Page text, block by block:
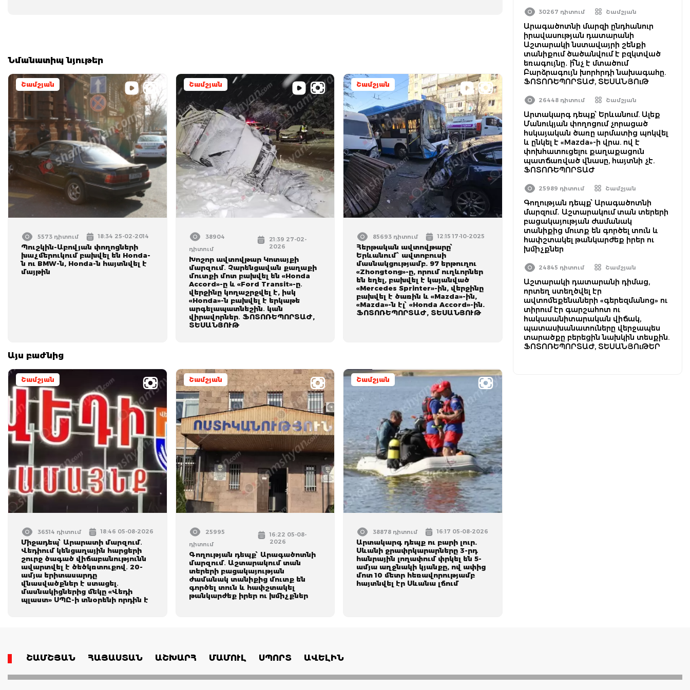
Նմանատիպ նյութեր
Շամշյան
5573 դիտում 18:34 25-02-2014
Պուշկին-Աբովյան փողոցների
խաչմերուկում բախվել են Honda-
ն ու BMW-ն, Honda-ն հայտնվել է
մայթին
Շամշյան
38904
դիտում
21:39 27-02-
2026
Խոշոր ավտովթար Կոտայքի
մարզում․ Չարենցավան քաղաքի
մուտքի մոտ բախվել են «Honda
Accord»-ը և «Ford Transit»-ը․
վերջինը կողաշրջվել է, իսկ
«Honda»-ն բախվել է երկաթե
արգելապատնեշին․ կան
վիրավորներ․ ՖՈՏՈՌԵՊՈՐՏԱԺ,
ՏԵՍԱՆՅՈՒԹ
Շամշյան
85693 դիտում 12:15 17-10-2025
Հերթական ավտովթարը՝
Երևանում՝ ավտոբուսի
մասնակցությամբ. 97 երթուղու
«Zhongtong»-ը, որում ուղևորներ
են եղել, բախվել է կայանված
«Mercedes Sprinter»-ին, վերջինը
բախվել է ծառին և «Mazda»-ին,
«Mazda»-ն էլ՝ «Honda Accord»-ին.
ՖՈՏՈՌԵՊՈՐՏԱԺ, ՏԵՍԱՆՅՈՒԹ
Այս բաժնից
Շամշյան
36514 դիտում 18:46 05-08-2026
Միջադեպ՝ Արարատի մարզում․
Վեդիում կենցաղային հարցերի
շուրջ ծագած վիճաբանությունն
ավարտվել է ծեծկռտուքով․ 20-
ամյա երիտասարդը
վնասվածքներ է ստացել․
մասնակիցներից մեկը «Վեդի
պլաստ» ՍՊԸ-ի տնօրենի որդին է
Շամշյան
25995
դիտում
16:22 05-08-
2026
Գողության դեպք՝ Արագածոտնի
մարզում․ Աշտարակում տան
տերերի բացակայության
ժամանակ տանիքից մուտք են
գործել տուն և հափշտակել
թանկարժեք իրեր ու խմիչքներ
Շամշյան
38878 դիտում 16:17 05-08-2026
Արտակարգ դեպք ու բարի լուր.
Սևանի ջրափրկարարները 3-րդ
հանրային լողափում փրկել են 5-
ամյա աղջնակի կյանքը, ով ափից
մոտ 10 մետր հեռավորությամբ
հայտնվել էր Սևանա լճում
30267 դիտում Շամշյան
Արագածոտնի մարզի ընդհանուր
իրավասության դատարանի
Աշտարակի նստավայրի շենքի
տանիքում ծածանվում է բզկտված
եռագույնը․ ի՞նչ է մտածում
Բարձրագույն խորհրդի նախագահը.
ՖՈՏՈՌԵՊՈՐՏԱԺ, ՏԵՍԱՆՅՈւԹ
26448 դիտում Շամշյան
Արտակարգ դեպք՝ Երևանում. Ալեք
Մանուկյան փողոցում չորացած
հսկայական ծառը արմատից պոկվել
և ընկել է «Mazda»-ի վրա. ով է
փոխհատուցելու քաղաքացուն
պատճառված վնասը, հայտնի չէ.
ՖՈՏՈՌԵՊՈՐՏԱԺ
25989 դիտում Շամշյան
Գողության դեպք՝ Արագածոտնի
մարզում․ Աշտարակում տան տերերի
բացակայության ժամանակ
տանիքից մուտք են գործել տուն և
հափշտակել թանկարժեք իրեր ու
խմիչքներ
24845 դիտում Շամշյան
Աշտարակի դատարանի դիմաց,
որտեղ ստեղծվել էր
ավտոմեքենաների «գերեզմանոց» ու
տիրում էր գարշահոտ ու
հակասանիտարական վիճակ,
պատասխանատուները վերջապես
տարածքը բերեցին նախկին տեսքին.
ՖՈՏՈՌԵՊՈՐՏԱԺ, ՏԵՍԱՆՅՈւԹԵՐ
ՇԱՄՇՅԱՆ ՀԱՅԱՍՏԱՆ ԱՇԽԱՐՀ ՄԱՄՈՒԼ ՍՊՈՐՏ ԱՎԵԼԻՆ